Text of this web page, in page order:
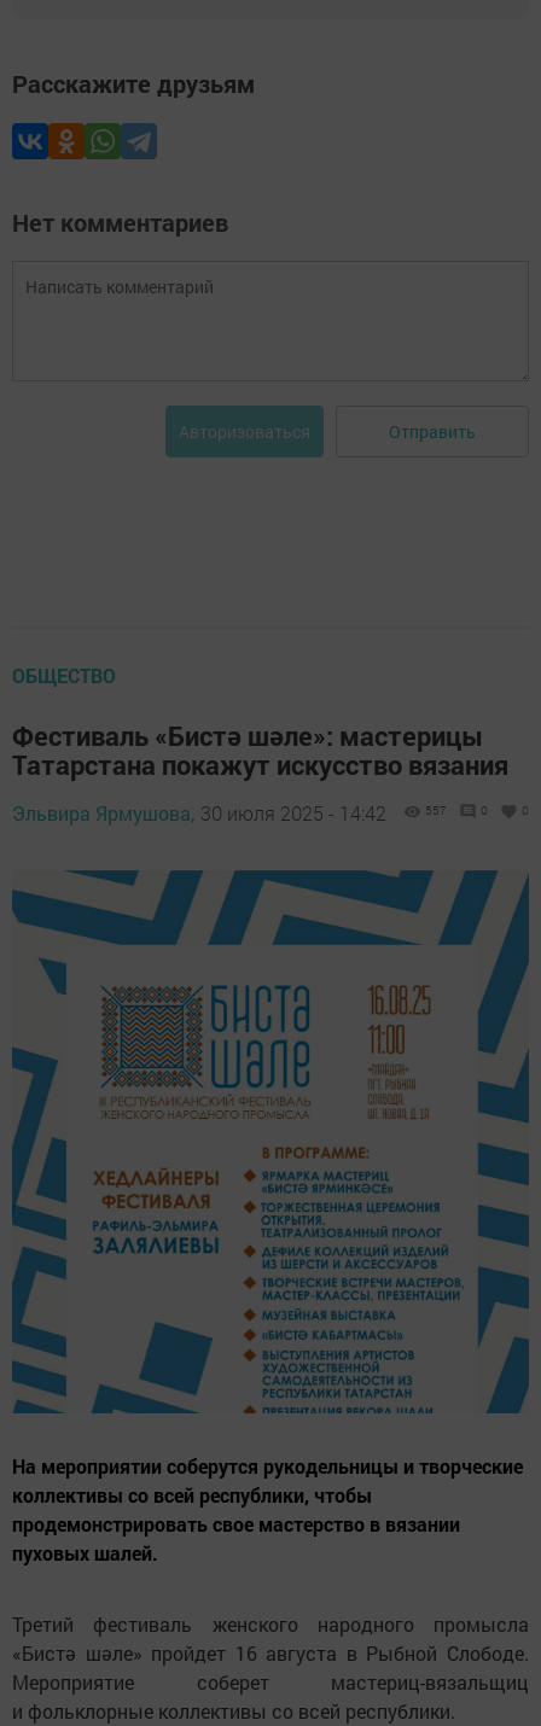
Расскажите друзьям
Нет комментариев
Авторизоваться Отправить
ОБЩЕСТВО
Фестиваль «Бистә шәле»: мастерицы
Татарстана покажут искусство вязания
Эльвира Ярмушова, 30 июля 2025 - 14:42 557 0 0
На мероприятии соберутся рукодельницы и творческие
коллективы со всей республики, чтобы
продемонстрировать свое мастерство в вязании
пуховых шалей.
Третий фестиваль женского народного промысла
«Бистә шәле» пройдет 16 августа в Рыбной Слободе.
Мероприятие соберет мастериц-вязальщиц
и фольклорные коллективы со всей республики.